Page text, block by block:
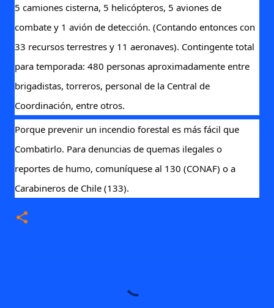
5 camiones cisterna, 5 helicópteros, 5 aviones de
combate y 1 avión de detección. (Contando entonces con
33 recursos terrestres y 11 aeronaves). Contingente total
para temporada: 480 personas aproximadamente entre
brigadistas, torreros, personal de la Central de
Coordinación, entre otros.
Porque prevenir un incendio forestal es más fácil que
Combatirlo. Para denuncias de quemas ilegales o
reportes de humo, comuníquese al 130 (CONAF) o a
Carabineros de Chile (133).